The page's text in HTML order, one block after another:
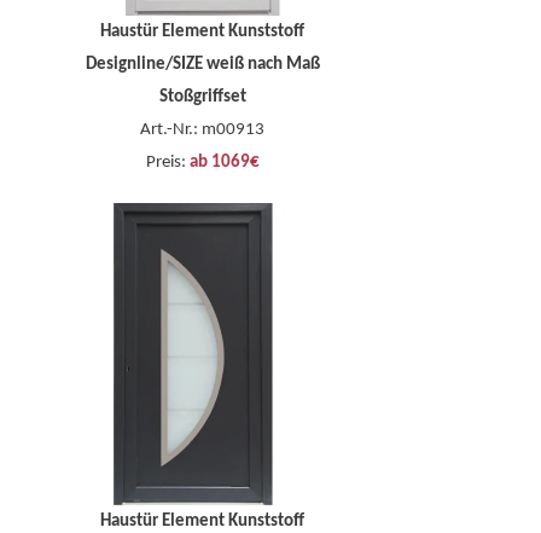
Haustür Element Kunststoff
Designline/SIZE weiß nach Maß
Stoßgriffset
Art.-Nr.: m00913
Preis: ab 1069€
Haustür Element Kunststoff